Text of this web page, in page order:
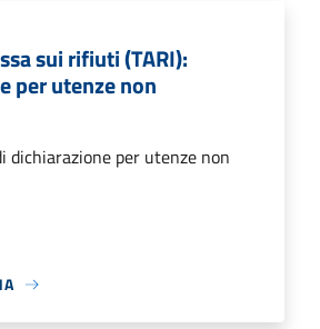
sui rifiuti (TARI):
per utenze non
dichiarazione per utenze non